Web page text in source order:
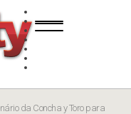
BRANCO
ROSÉ
da Concha y Toro para